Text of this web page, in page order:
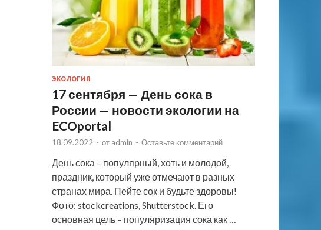
ЭКОЛОГИЯ
17 сентября — День сока в
России — новости экологии на
ECOportal
18.09.2022 - от admin - Оставьте комментарий
День сока – популярный, хоть и молодой,
праздник, который уже отмечают в разных
странах мира. Пейте сок и будьте здоровы!
Фото: stockcreations, Shutterstock. Его
основная цель – популяризация сока как …